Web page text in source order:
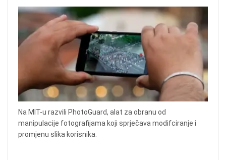
Na MIT-u razvili PhotoGuard, alat za obranu od
manipulacije fotografijama koji sprječava modifciranje i
promjenu slika korisnika.